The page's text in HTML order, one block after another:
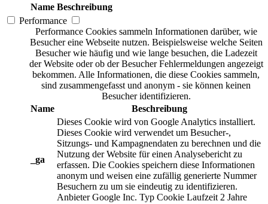
Name Beschreibung
Performance
Performance Cookies sammeln Informationen darüber, wie
Besucher eine Webseite nutzen. Beispielsweise welche Seiten
Besucher wie häufig und wie lange besuchen, die Ladezeit
der Website oder ob der Besucher Fehlermeldungen angezeigt
bekommen. Alle Informationen, die diese Cookies sammeln,
sind zusammengefasst und anonym - sie können keinen
Besucher identifizieren.
Name
Beschreibung
_ga
Dieses Cookie wird von Google Analytics installiert.
Dieses Cookie wird verwendet um Besucher-,
Sitzungs- und Kampagnendaten zu berechnen und die
Nutzung der Website für einen Analysebericht zu
erfassen. Die Cookies speichern diese Informationen
anonym und weisen eine zufällig generierte Nummer
Besuchern zu um sie eindeutig zu identifizieren.
Anbieter Google Inc. Typ Cookie Laufzeit 2 Jahre